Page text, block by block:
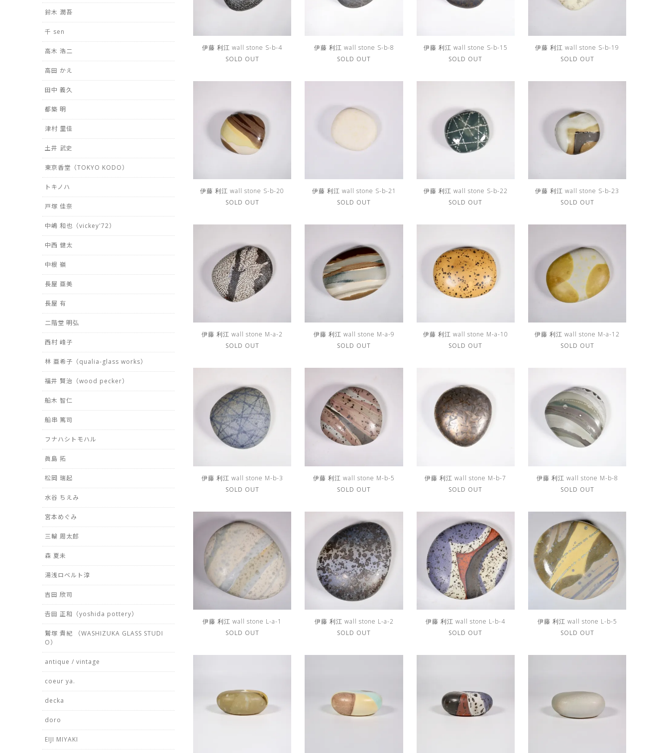
伊藤 利江 wall stone S-b-4
SOLD OUT
伊藤 利江 wall stone S-b-8
SOLD OUT
伊藤 利江 wall stone S-b-15
SOLD OUT
伊藤 利江 wall stone S-b-19
SOLD OUT
伊藤 利江 wall stone S-b-20
SOLD OUT
伊藤 利江 wall stone S-b-21
SOLD OUT
伊藤 利江 wall stone S-b-22
SOLD OUT
伊藤 利江 wall stone S-b-23
SOLD OUT
伊藤 利江 wall stone M-a-2
SOLD OUT
伊藤 利江 wall stone M-a-9
SOLD OUT
伊藤 利江 wall stone M-a-10
SOLD OUT
伊藤 利江 wall stone M-a-12
SOLD OUT
伊藤 利江 wall stone M-b-3
SOLD OUT
伊藤 利江 wall stone M-b-5
SOLD OUT
伊藤 利江 wall stone M-b-7
SOLD OUT
伊藤 利江 wall stone M-b-8
SOLD OUT
伊藤 利江 wall stone L-a-1
SOLD OUT
伊藤 利江 wall stone L-a-2
SOLD OUT
伊藤 利江 wall stone L-b-4
SOLD OUT
伊藤 利江 wall stone L-b-5
SOLD OUT
鈴木 潤吾
千 sen
高木 浩二
高田 かえ
田中 義久
都築 明
津村 里佳
土井 武史
東京香堂（TOKYO KODO）
トキノハ
戸塚 佳奈
中嶋 和也（vickey'72）
中西 健太
中根 嶺
長屋 亜美
長屋 有
二階堂 明弘
西村 峰子
林 亜希子（qualia-glass works）
福井 賢治（wood pecker）
船木 智仁
船串 篤司
フナハシトモハル
眞島 拓
松岡 瑞起
水谷 ちえみ
宮本めぐみ
三輪 周太郎
森 夏未
湯浅ロベルト淳
吉田 欣司
𠮷田 正和（yoshida pottery）
鷲塚 貴紀 （WASHIZUKA GLASS STUDI
O）
antique / vintage
coeur ya.
decka
doro
EIJI MIYAKI